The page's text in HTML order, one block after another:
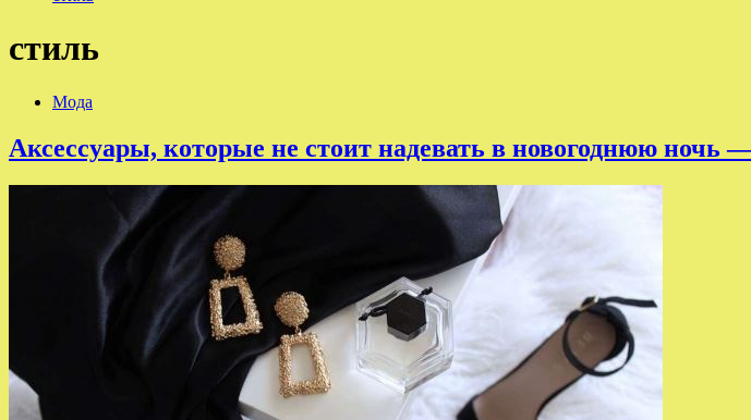
стиль
Мода
Аксессуары, которые не стоит надевать в новогоднюю ночь